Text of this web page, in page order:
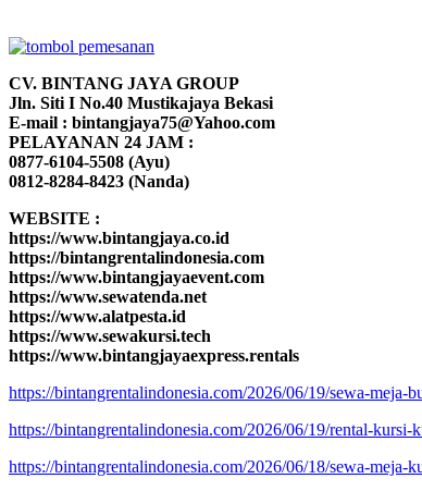
CV. BINTANG JAYA GROUP
Jln. Siti I No.40 Mustikajaya Bekasi
E-mail : bintangjaya75@Yahoo.com
PELAYANAN 24 JAM :
0877-6104-5508 (Ayu)
0812-8284-8423 (Nanda)
WEBSITE :
https://www.bintangjaya.co.id
https://bintangrentalindonesia.com
https://www.bintangjayaevent.com
https://www.sewatenda.net
https://www.alatpesta.id
https://www.sewakursi.tech
https://www.bintangjayaexpress.rentals
https://bintangrentalindonesia.com/2026/06/19/sewa-meja-
https://bintangrentalindonesia.com/2026/06/19/rental-
https://bintangrentalindonesia.com/2026/06/18/sewa-meja-